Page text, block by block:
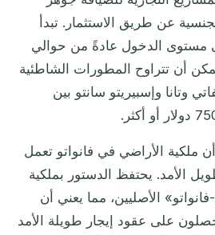
عن طريق الاستثمار. تبدأ
مستوى الدخول عادةً من حوالي
بينما يمكن أن تتراوح المطورات الشاطئية
وتانا وإسبيريتو سانتو بين
ملكية الأراضي في فانواتو تعمل
الأمد. يحتفظ الدستور بملكية
الأصليين، مما يعني أن
على عقود إيجار طويلة الأمد